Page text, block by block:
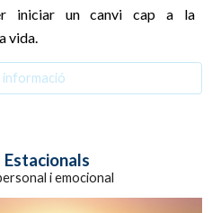
iniciar un canvi cap a la
vida.
informació
Estacionals
i emocional